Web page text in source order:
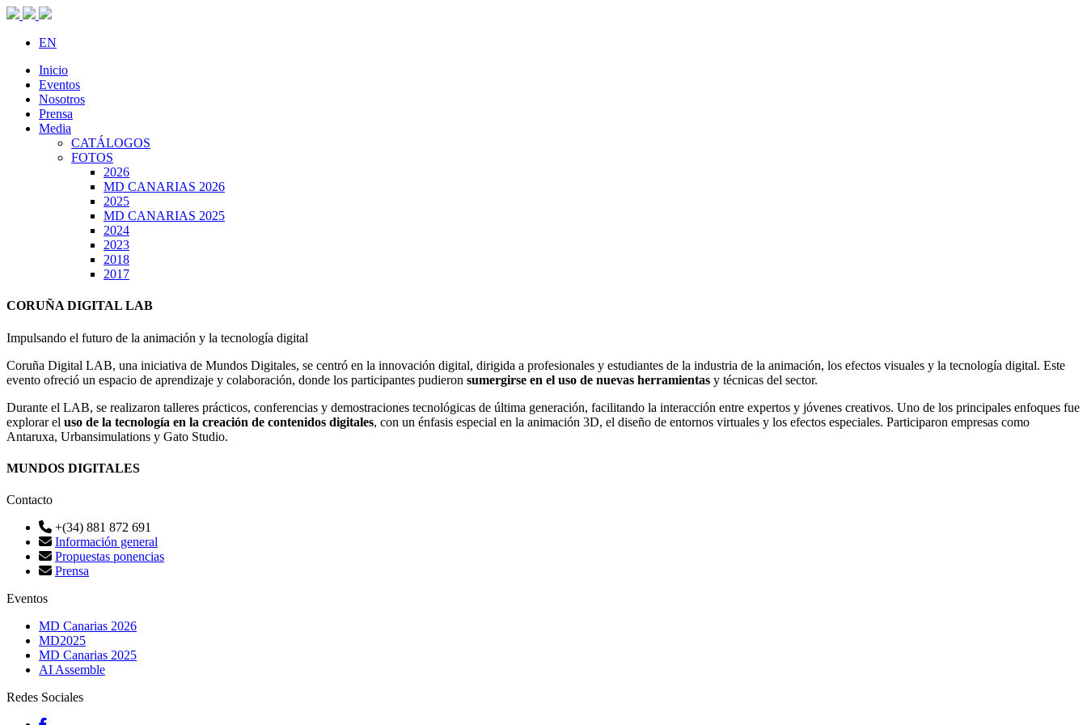
EN
Inicio
Eventos
Nosotros
Prensa
Media
CATÁLOGOS
FOTOS
2026
MD CANARIAS 2026
2025
MD CANARIAS 2025
2024
2023
2018
2017
CORUÑA DIGITAL LAB
Impulsando el futuro de la animación y la tecnología digital
Coruña Digital LAB, una iniciativa de Mundos Digitales, se centró en la innovación digital, dirigida a profesionales y estudiantes de la industria de la animación, los efectos visuales y la tecnología digital. Este
evento ofreció un espacio de aprendizaje y colaboración, donde los participantes pudieron sumergirse en el uso de nuevas herramientas y técnicas del sector.
Durante el LAB, se realizaron talleres prácticos, conferencias y demostraciones tecnológicas de última generación, facilitando la interacción entre expertos y jóvenes creativos. Uno de los principales enfoques fue
explorar el uso de la tecnología en la creación de contenidos digitales, con un énfasis especial en la animación 3D, el diseño de entornos virtuales y los efectos especiales. Participaron empresas como
Antaruxa, Urbansimulations y Gato Studio.
MUNDOS DIGITALES
Contacto
+(34) 881 872 691
Información general
Propuestas ponencias
Prensa
Eventos
MD Canarias 2026
MD2025
MD Canarias 2025
AI Assemble
Redes Sociales